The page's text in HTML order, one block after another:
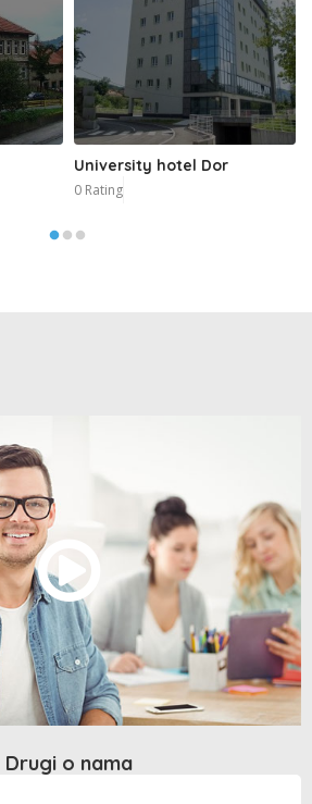
University hotel Dor
0 Rating
Drugi o nama